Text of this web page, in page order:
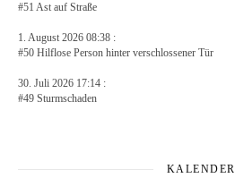
#51 Ast auf Straße
1. August 2026 08:38 :
#50 Hilflose Person hinter verschlossener Tür
30. Juli 2026 17:14 :
#49 Sturmschaden
KALENDER